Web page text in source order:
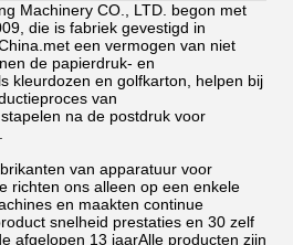
Machinery CO., LTD. begon met
die is fabriek gevestigd in
een vermogen van niet
de papierdruk- en
kleurdozen en golfkarton, helpen bij
van
na de postdruk voor
van apparatuur voor
richten ons alleen op een enkele
en maakten continue
snelheid prestaties en 30 zelf
afgelopen 13 jaarAlle producten zijn